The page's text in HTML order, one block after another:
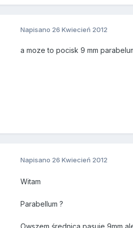
Napisano 26 Kwiecień 2012
a moze to pocisk 9 mm
Napisano 26 Kwiecień 2012
Witam
Parabellum ?